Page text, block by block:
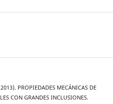
PROPIEDADES MECÁNICAS DE
CON GRANDES INCLUSIONES.